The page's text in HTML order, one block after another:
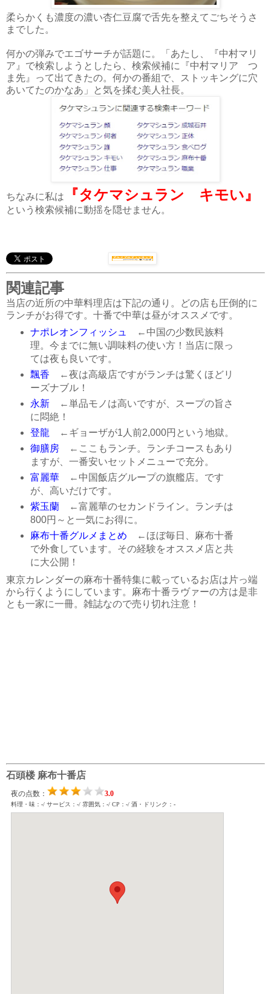
柔らかくも濃度の濃い杏仁豆腐で舌先を整えてごちそうさ
までした。
何かの弾みでエゴサーチが話題に。「あたし、『中村マリ
ア』で検索しようとしたら、検索候補に『中村マリア つ
ま先』って出てきたの。何かの番組で、ストッキングに穴
あいてたのかなあ」と気を揉む美人社長。
ちなみに私は 『タケマシュラン キモい』
という検索候補に動揺を隠せません。
関連記事
当店の近所の中華料理店は下記の通り。どの店も圧倒的に
ランチがお得です。十番で中華は昼がオススメです。
ナポレオンフィッシュ ←中国の少数民族料
理。今までに無い調味料の使い方！当店に限っ
ては夜も良いです。
飄香 ←夜は高級店ですがランチは驚くほどリ
ーズナブル！
永新←単品モノは高いですが、スープの旨さ
に悶絶！
登龍 ←ギョーザが1人前2,000円という地獄。
御膳房←ここもランチ。ランチコースもあり
ますが、一番安いセットメニューで充分。
富麗華←中国飯店グループの旗艦店。です
が、高いだけです。
紫玉蘭←富麗華のセカンドライン。ランチは
800円～と一気にお得に。
麻布十番グルメまとめ ←ほぼ毎日、麻布十番
で外食しています。その経験をオススメ店と共
に大公開！
東京カレンダーの麻布十番特集に載っているお店は片っ端
から行くようにしています。麻布十番ラヴァーの方は是非
とも一家に一冊。雑誌なので売り切れ注意！
石頭楼 麻布十番店